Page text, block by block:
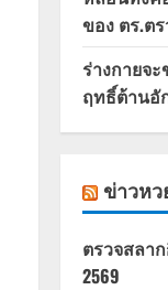
ของ ตร.ต
ร่างกายจ
ฤทธิ์ต้านอั
ข่าวหว
ตรวจสลา
2569